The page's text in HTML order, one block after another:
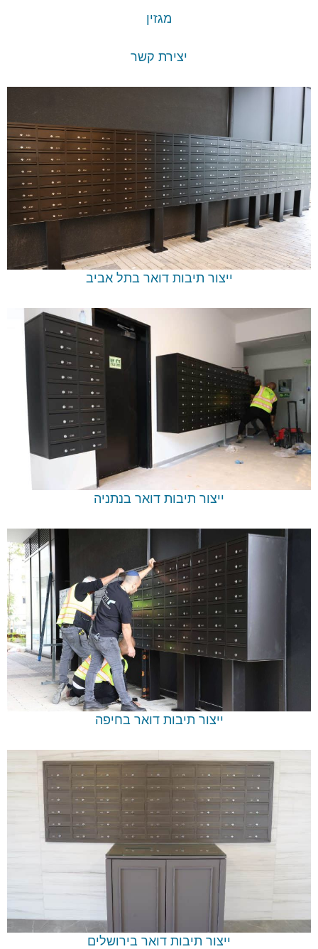
מגזין
יצירת קשר
ייצור תיבות דואר בתל אביב
ייצור תיבות דואר בנתניה
ייצור תיבות דואר בחיפה
ייצור תיבות דואר בירושלים